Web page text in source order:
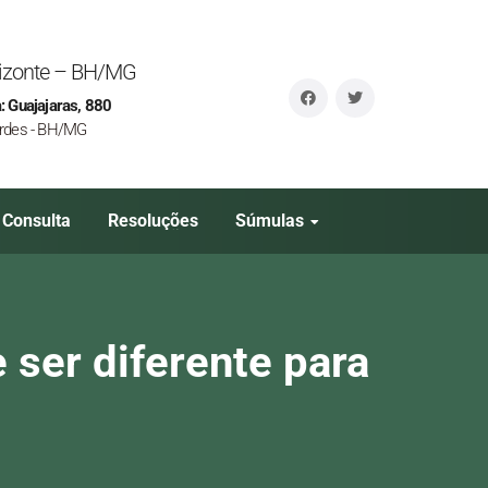
– BH/MG
Guajajaras, 880
- BH/MG
Consulta Resoluções Súmulas
ser diferente para